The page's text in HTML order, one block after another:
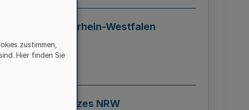
in Nordrhein-Westfalen
NRW)
Seite 595
Gesetzes NRW
zustimmen,
Hier finden Sie